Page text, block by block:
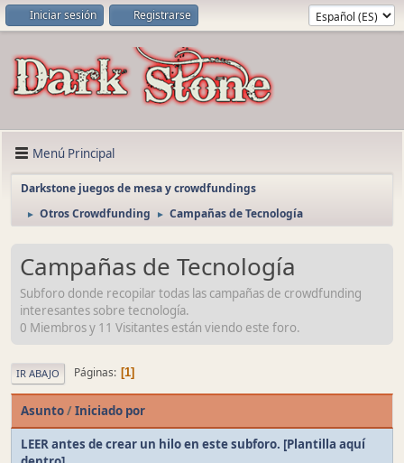
Iniciar sesión Registrarse
Menú Principal
Darkstone juegos de mesa y crowdfundings
► Otros Crowdfunding ► Campañas de Tecnología
Campañas de Tecnología
Subforo donde recopilar todas las campañas de crowdfunding
interesantes sobre tecnología.
0 Miembros y 11 Visitantes están viendo este foro.
IR ABAJO Páginas 1
Asunto/Iniciado por
LEER antes de crear un hilo en este subforo. [Plantilla aquí